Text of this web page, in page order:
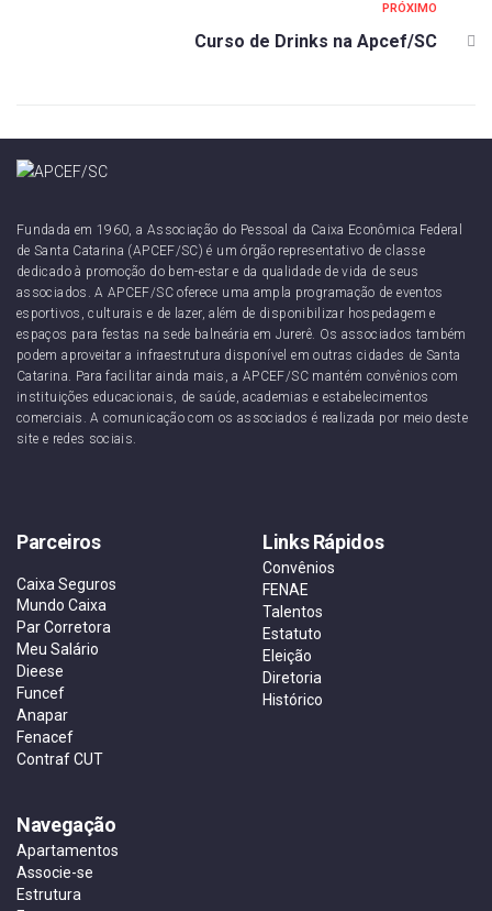
PRÓXIMO
Curso de Drinks na Apcef/SC
Fundada em 1960, a Associação do Pessoal da Caixa Econômica Federal
de Santa Catarina (APCEF/SC) é um órgão representativo de classe
dedicado à promoção do bem-estar e da qualidade de vida de seus
associados. A APCEF/SC oferece uma ampla programação de eventos
esportivos, culturais e de lazer, além de disponibilizar hospedagem e
espaços para festas na sede balneária em Jurerê. Os associados também
podem aproveitar a infraestrutura disponível em outras cidades de Santa
Catarina. Para facilitar ainda mais, a APCEF/SC mantém convênios com
instituições educacionais, de saúde, academias e estabelecimentos
comerciais. A comunicação com os associados é realizada por meio deste
site e redes sociais.
Parceiros
Caixa Seguros
Mundo Caixa
Par Corretora
Meu Salário
Dieese
Funcef
Anapar
Fenacef
Contraf CUT
Links Rápidos
Convênios
FENAE
Talentos
Estatuto
Eleição
Diretoria
Histórico
Navegação
Apartamentos
Associe-se
Estrutura